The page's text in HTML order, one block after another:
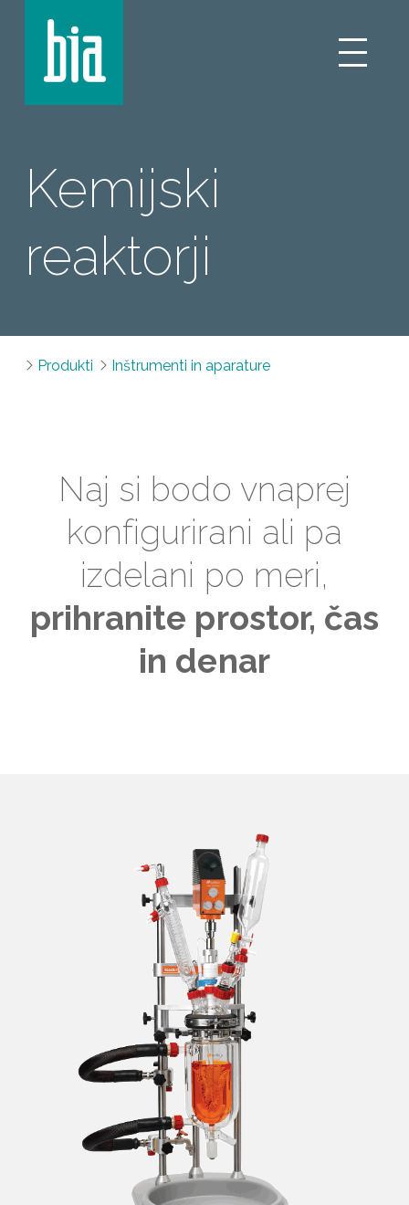
Kemijski
reaktorji
Produkti Inštrumenti in aparature
Naj si bodo vnaprej
konfigurirani ali pa
izdelani po meri,
prihranite prostor, čas
in denar